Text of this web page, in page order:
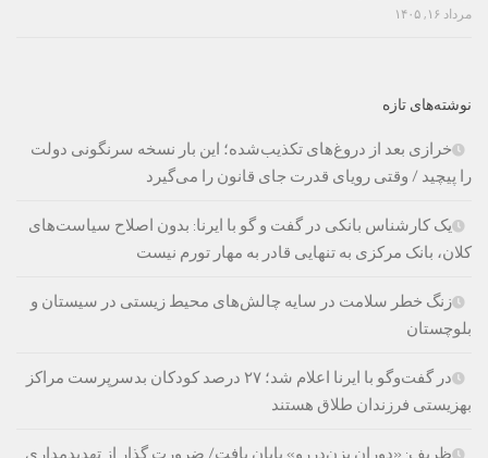
مرداد ۱۶, ۱۴۰۵
نوشته‌های تازه
خرازی بعد از دروغ‌های تکذیب‌شده؛ این بار نسخه سرنگونی دولت
را پیچید / وقتی رویای قدرت جای قانون را می‌گیرد
یک کارشناس بانکی در گفت و گو با ایرنا: بدون اصلاح سیاست‌های
کلان، بانک مرکزی به تنهایی قادر به مهار تورم نیست
زنگ خطر سلامت در سایه چالش‌های محیط زیستی در سیستان و
بلوچستان
در گفت‌وگو با ایرنا اعلام شد؛ ۲۷ درصد کودکان بدسرپرست مراکز
بهزیستی فرزندان طلاق هستند
ظریف: «دوران بزن‌دررو» پایان یافت/ ضرورت گذار از تهدیدمداری